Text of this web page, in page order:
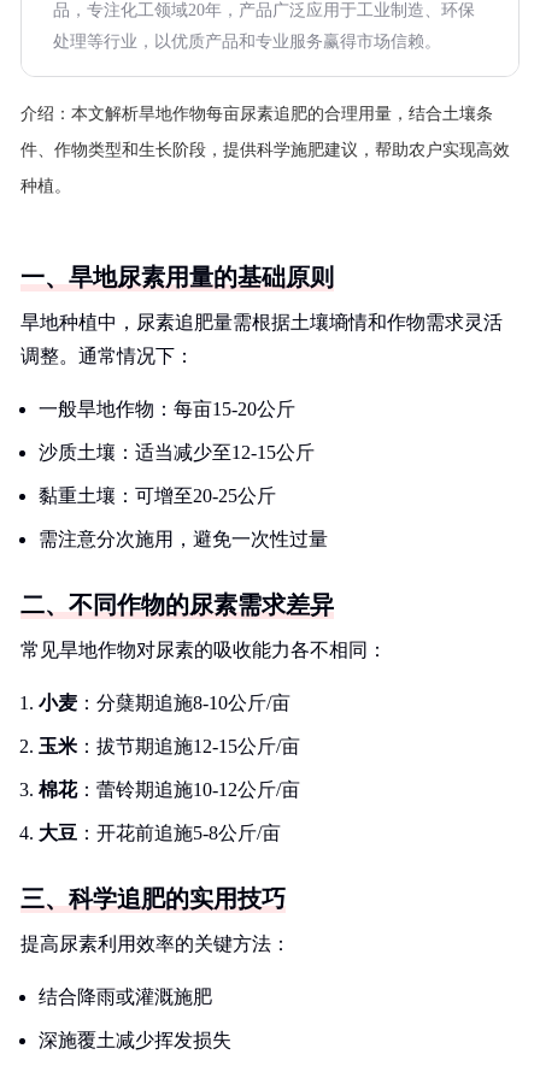
品，专注化工领域20年，产品广泛应用于工业制造、环保
处理等行业，以优质产品和专业服务赢得市场信赖。
介绍： 本文解析旱地作物每亩尿素追肥的合理用量，结合土壤条
件、作物类型和生长阶段，提供科学施肥建议，帮助农户实现高效
种植。
一、旱地尿素用量的基础原则
旱地种植中，尿素追肥量需根据土壤墒情和作物需求灵活
调整。通常情况下：
一般旱地作物：每亩15-20公斤
沙质土壤：适当减少至12-15公斤
黏重土壤：可增至20-25公斤
需注意分次施用，避免一次性过量
二、不同作物的尿素需求差异
常见旱地作物对尿素的吸收能力各不相同：
小麦 ：分蘖期追施8-10公斤/亩
玉米 ：拔节期追施12-15公斤/亩
棉花：蕾铃期追施10-12公斤/亩
大豆 ：开花前追施5-8公斤/亩
三、科学追肥的实用技巧
提高尿素利用效率的关键方法：
结合降雨或灌溉施肥
深施覆土减少挥发损失